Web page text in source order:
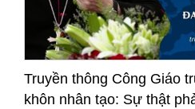
Truyền thông Công Giáo
khôn nhân tạo: Sự thật